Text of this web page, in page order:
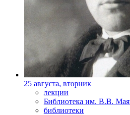
25 августа, вторник
лекции
Библиотека им. В.В.
библиотеки